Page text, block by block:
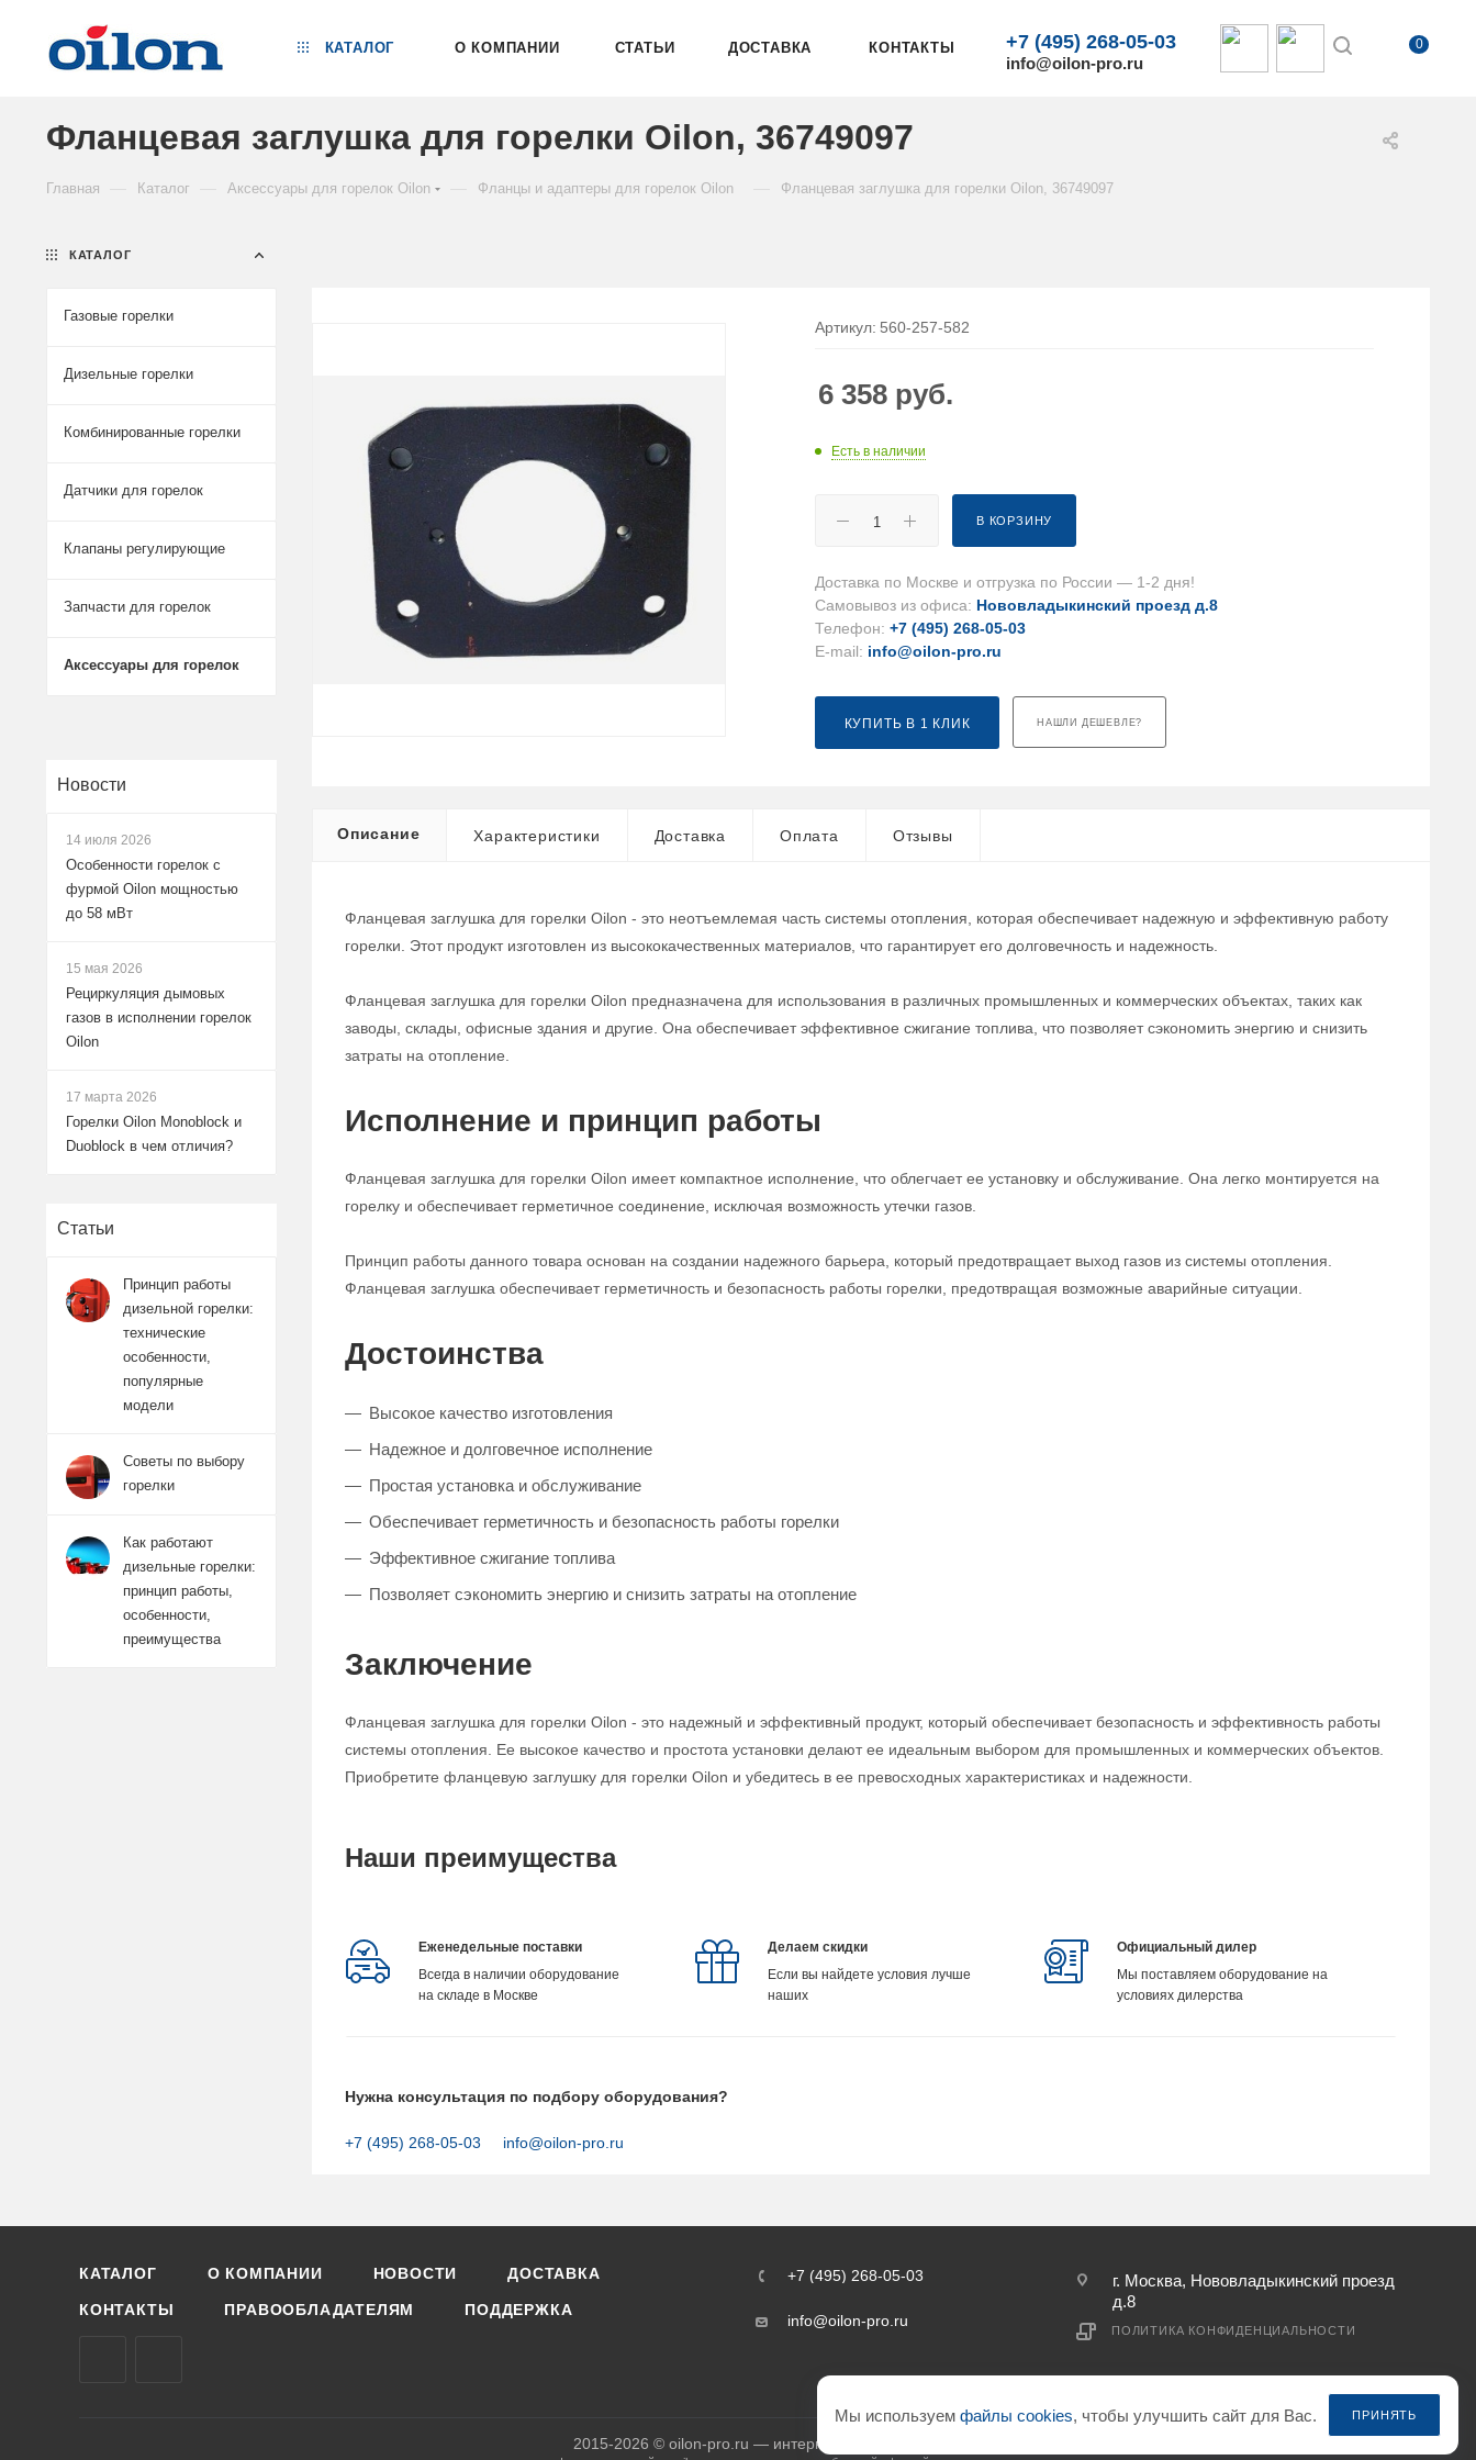
КАТАЛОГ О КОМПАНИИ СТАТЬИ ДОСТАВКА КОНТАКТЫ +7 (495) 268-05-03
info@oilon-pro.ru
0
Фланцевая заглушка для горелки Oilon, 36749097
Главная Каталог Аксессуары для горелок Oilon Фланцы и адаптеры для горелок Oilon Фланцевая заглушка для горелки Oilon, 36749097
Артикул: 560-257-582
6 358 руб.
Есть в наличии
В КОРЗИНУ
Доставка по Москве и отгрузка по России — 1-2 дня!
Самовывоз из офиса: Нововладыкинский проезд д.8
Телефон:+7 (495) 268-05-03
E-mail: info@oilon-pro.ru
КУПИТЬ В 1 КЛИК НАШЛИ ДЕШЕВЛЕ?
Описание Характеристики Доставка Оплата Отзывы
Фланцевая заглушка для горелки Oilon - это неотъемлемая часть системы отопления, которая обеспечивает надежную и эффективную работу
горелки. Этот продукт изготовлен из высококачественных материалов, что гарантирует его долговечность и надежность.
Фланцевая заглушка для горелки Oilon предназначена для использования в различных промышленных и коммерческих объектах, таких как
заводы, склады, офисные здания и другие. Она обеспечивает эффективное сжигание топлива, что позволяет сэкономить энергию и снизить
затраты на отопление.
Исполнение и принцип работы
Фланцевая заглушка для горелки Oilon имеет компактное исполнение, что облегчает ее установку и обслуживание. Она легко монтируется на
горелку и обеспечивает герметичное соединение, исключая возможность утечки газов.
Принцип работы данного товара основан на создании надежного барьера, который предотвращает выход газов из системы отопления.
Фланцевая заглушка обеспечивает герметичность и безопасность работы горелки, предотвращая возможные аварийные ситуации.
Достоинства
Высокое качество изготовления
Надежное и долговечное исполнение
Простая установка и обслуживание
Обеспечивает герметичность и безопасность работы горелки
Эффективное сжигание топлива
Позволяет сэкономить энергию и снизить затраты на отопление
Заключение
Фланцевая заглушка для горелки Oilon - это надежный и эффективный продукт, который обеспечивает безопасность и эффективность работы
системы отопления. Ее высокое качество и простота установки делают ее идеальным выбором для промышленных и коммерческих объектов.
Приобретите фланцевую заглушку для горелки Oilon и убедитесь в ее превосходных характеристиках и надежности.
Наши преимущества
Еженедельные поставки
Всегда в наличии оборудование
на складе в Москве
Делаем скидки
Если вы найдете условия лучше
наших
Официальный дилер
Мы поставляем оборудование на
условиях дилерства
Нужна консультация по подбору оборудования?
+7 (495) 268-05-03 info@oilon-pro.ru
КАТАЛОГ
Газовые горелки
Дизельные горелки
Комбинированные горелки
Датчики для горелок
Клапаны регулирующие
Запчасти для горелок
Аксессуары для горелок
Новости
14 июля 2026
Особенности горелок с
фурмой Oilon мощностью
до 58 мВт
15 мая 2026
Рециркуляция дымовых
газов в исполнении горелок
Oilon
17 марта 2026
Горелки Oilon Monoblock и
Duoblock в чем отличия?
Статьи
Принцип работы
дизельной горелки:
технические
особенности,
популярные
модели
Советы по выбору
горелки
Как работают
дизельные горелки:
принцип работы,
особенности,
преимущества
КАТАЛОГ О КОМПАНИИ НОВОСТИ ДОСТАВКА
КОНТАКТЫ ПРАВООБЛАДАТЕЛЯМ ПОДДЕРЖКА
+7 (495) 268-05-03
info@oilon-pro.ru
г. Москва, Нововладыкинский проезд
д.8
ПОЛИТИКА КОНФИДЕНЦИАЛЬНОСТИ
2015-2026 © oilon-pro.ru — интернет-магазин
Мы используемфайлы cookies, чтобы улучшить сайт для Вас. ПРИНЯТЬ